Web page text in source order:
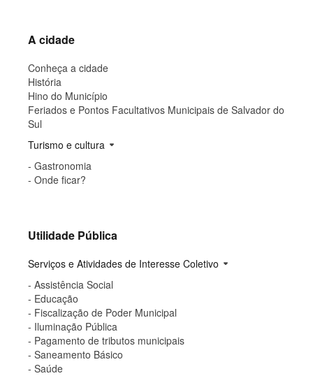
A cidade
Conheça a cidade
História
Hino do Município
Feriados e Pontos Facultativos Municipais de Salvador do
Sul
Turismo e cultura arrow_drop_down
- Gastronomia
- Onde ficar?
Utilidade Pública
Serviços e Atividades de Interesse Coletivo arrow_drop_down
- Assistência Social
- Educação
- Fiscalização de Poder Municipal
- Iluminação Pública
- Pagamento de tributos municipais
- Saneamento Básico
- Saúde